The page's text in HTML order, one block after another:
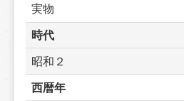
実物
時代
昭和２
西暦年